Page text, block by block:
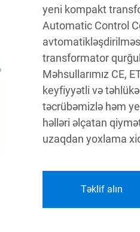
yeni kompakt
Automatic Control
transformator
Məhsullarımız CE,
keyfiyyətli və
təcrübəmizlə həm
həlləri əlçatan
uzaqdan yoxlama
Təklif alın